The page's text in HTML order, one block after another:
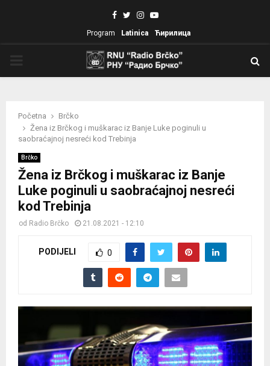
Facebook
TwitterInstagram
Youtube
Program Latinica Ћирилица
Početna
Brčko
Žena iz Brčkog i muškarac iz Banje Luke poginuli u
saobraćajnoj nesreći kod Trebinja
Brčko
Žena iz Brčkog i muškarac iz Banje
Luke poginuli u saobraćajnoj nesreći
kod Trebinja
od Radio Brčko 21.08.2021 - 12:10
PODIJELI 0